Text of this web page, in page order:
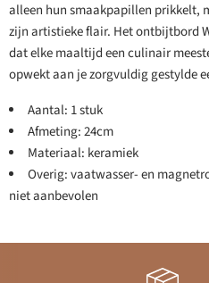
alleen hun smaakpapillen prikkelt,
zijn artistieke flair. Het ontbijtbord
dat elke maaltijd een culinair
opwekt aan je zorgvuldig gestylde
Aantal: 1 stuk
Afmeting: 24cm
Materiaal: keramiek
Overig: vaatwasser- en
niet aanbevolen